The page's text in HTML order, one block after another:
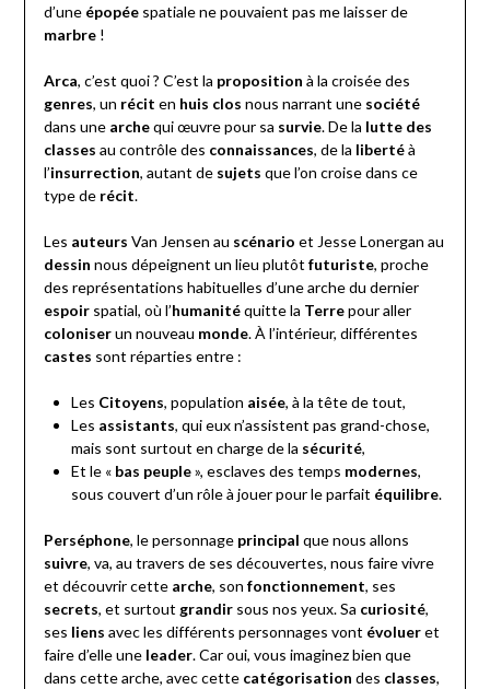
d’une épopéespatiale ne pouvaient pas me laisser de
marbre!
Arca, c’est quoi ? C’est la proposition à la croisée des
genres, un récit en huis clos nous narrant une société
dans une archequi œuvre pour sa survie. De la lutte des
classes au contrôle des connaissances, de la libertéà
l’insurrection, autant de sujets que l’on croise dans ce
type de récit.
Les auteurs Van Jensen au scénario et Jesse Lonergan au
dessin nous dépeignent un lieu plutôt futuriste, proche
des représentations habituelles d’une arche du dernier
espoirspatial, où l’humanitéquitte la Terrepour aller
coloniserun nouveau monde. À l’intérieur, différentes
castes sont réparties entre :
Les Citoyens, population aisée, à la tête de tout,
Les assistants, qui eux n’assistent pas grand-chose,
mais sont surtout en charge de la sécurité,
Et le « bas peuple», esclaves des temps modernes,
sous couvert d’un rôle à jouer pour le parfait équilibre.
Perséphone, le personnage principal que nous allons
suivre, va, au travers de ses découvertes, nous faire vivre
et découvrir cette arche, son fonctionnement, ses
secrets, et surtout grandirsous nos yeux. Sa curiosité,
ses liens avec les différents personnages vont évolueret
faire d’elle une leader. Car oui, vous imaginez bien que
dans cette arche, avec cette catégorisation des classes,